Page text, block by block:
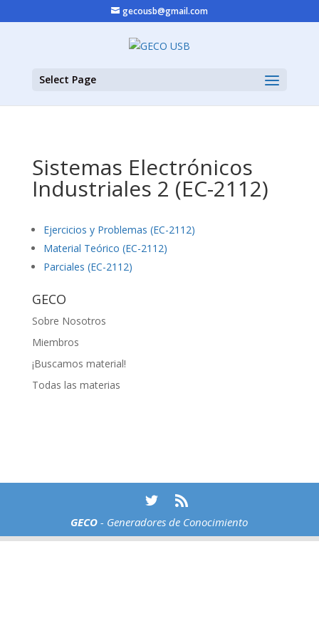
gecousb@gmail.com
Select Page
Sistemas Electrónicos
Industriales 2 (EC-2112)
Ejercicios y Problemas (EC-2112)
Material Teórico (EC-2112)
Parciales (EC-2112)
GECO
Sobre Nosotros
Miembros
¡Buscamos material!
Todas las materias
GECO - Generadores de Conocimiento